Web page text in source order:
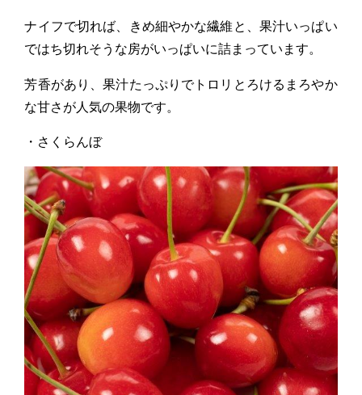
ナイフで切れば、きめ細やかな繊維と、果汁いっぱい
ではち切れそうな房がいっぱいに詰まっています。
芳香があり、果汁たっぷりでトロリとろけるまろやか
な甘さが人気の果物です。
・さくらんぼ